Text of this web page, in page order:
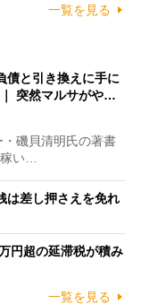
一覧を見る
債と引き換えに手に
突然マルサがや…
磯貝清明氏の著書
稼い…
は差し押さえを免れ
円超の延滞税が積み
一覧を見る